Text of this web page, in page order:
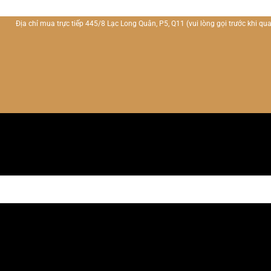
Địa chỉ mua trực tiếp 445/8 Lạc Long Quân, P5, Q11 (vui lòng gọi trước khi